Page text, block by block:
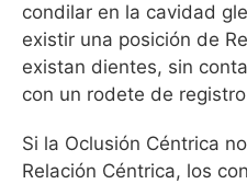
condilar en la cavidad
existir una posición de
existan dientes, sin
con un rodete de
Si la Oclusión Céntrica
Relación Céntrica, los